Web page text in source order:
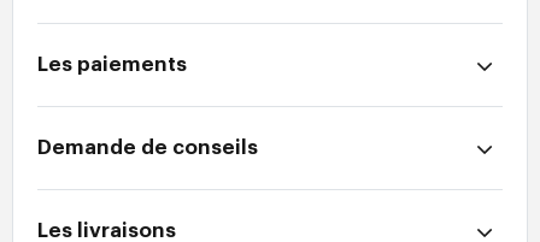
Les paiements
Demande de conseils
Les livraisons